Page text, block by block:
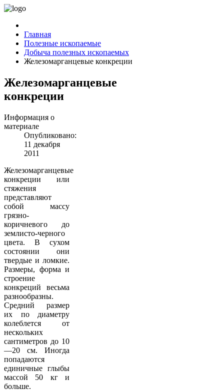
Главная
Полезные ископаемые
Добыча полезных ископаемых
Железомарганцевые конкреции
Железомарганцевые
конкреции
Информация о
материале
Опубликовано:
11 декабря
2011
Железомарганцевые
конкреции или
стяжения
представляют
собой массу
грязно-
коричневого до
землисто-черного
цвета. В сухом
состоянии они
твердые и ломкие.
Размеры, форма и
строение
конкреций весьма
разнообразны.
Средний размер
их по диаметру
колеблется от
нескольких
сантиметров до 10
—20 см. Иногда
попадаются
единичные глыбы
массой 50 кг и
больше.